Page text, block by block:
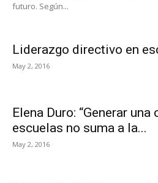
futuro. Según...
Liderazgo directivo en
May 2, 2016
Elena Duro: “Generar
escuelas no suma a la...
May 2, 2016